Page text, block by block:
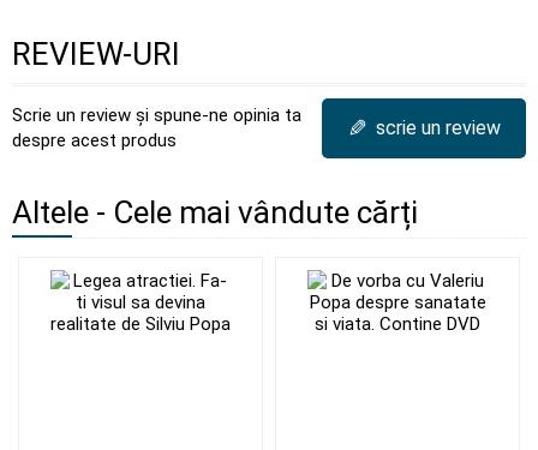
REVIEW-URI
Scrie un review și spune-ne opinia ta
despre acest produs
✎ scrie un review
Altele - Cele mai vândute cărți